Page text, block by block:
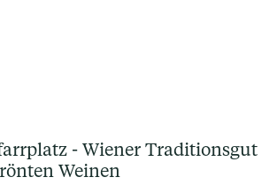
- Wiener Traditionsgut
Weinen